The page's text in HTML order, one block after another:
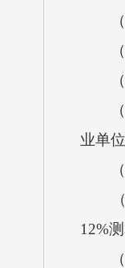
（2
（二
（1
（2
业单
（3
（4
12%
（三